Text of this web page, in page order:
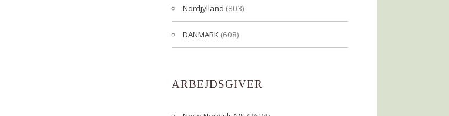
Nordjylland (803)
DANMARK (608)
ARBEJDSGIVER